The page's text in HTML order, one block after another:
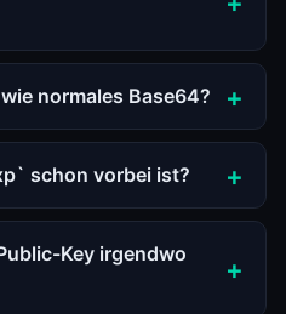
normales Base64?
schon vorbei ist?
Key irgendwo